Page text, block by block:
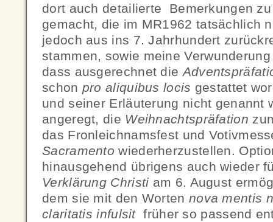
dort auch detailierte Bemerkungen
gemacht, die im MR1962 tatsächlich
jedoch aus ins 7. Jahrhundert
stammen, sowie meine
dass ausgerechnet die
schon pro aliquibus locis gestattet
und seiner Erläuterung nicht genannt
angeregt, die Weihnachtspräfation
das Fronleichnamsfest und
Sacramento wiederherzustellen.
hinausgehend übrigens auch wieder
Verklärung Christi am 6. August
dem sie mit den Worten nova mentis
claritatis infulsitfrüher so passend